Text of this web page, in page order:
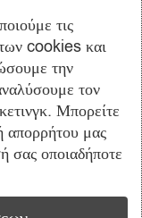
τις
cookies και
την
τον
Μπορείτε
απορρήτου μας
σας οποιαδήποτε